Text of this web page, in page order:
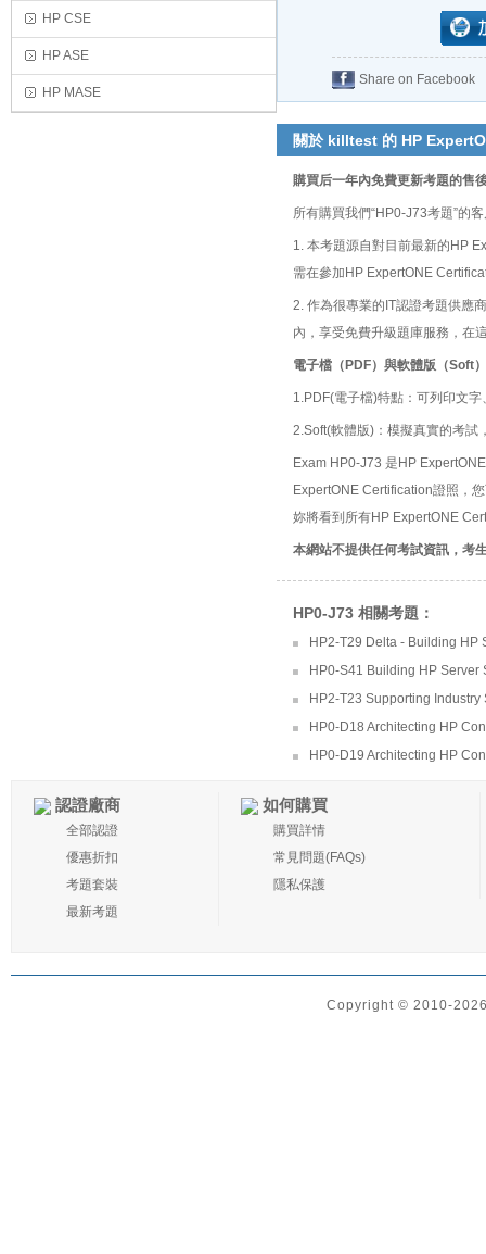
HP CSE
HP ASE
HP MASE
Share on Facebook
關於 killtest 的 HP
購買后一年內免費更新考題的售
所有購買我們“HP0-J73考題”的
1. 本考題源自對目前最新的HP
需在參加HP ExpertONE
2. 作為很專業的IT認證考題供應
內，享受免費升級題庫服務，在
電子檔（PDF）與軟體版（Soft
1.PDF(電子檔)特點：可列印文
2.Soft(軟體版)：模擬真實的考試
Exam HP0-J73 是HP
ExpertONE Certification證照，
妳將看到所有HP ExpertONE
本網站不提供任何考試資訊，考
HP0-J73 相關考題：
HP2-T29 Delta - Building HP
HP0-S41 Building HP Server
HP2-T23 Supporting
HP0-D18 Architecting HP
HP0-D19 Architecting HP
認證廠商
全部認證
優惠折扣
考題套裝
最新考題
如何購買
購買詳情
常見問題(FAQs)
隱私保護
Copyright © 2010-